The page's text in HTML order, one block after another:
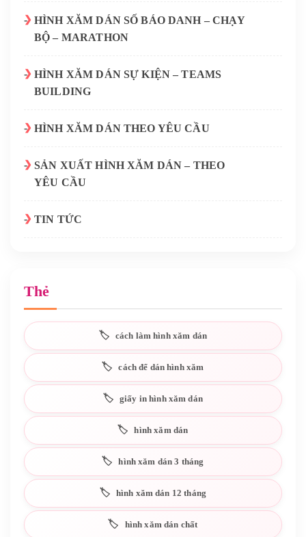
HÌNH XĂM DÁN SỐ BÁO DANH – CHẠY
BỘ – MARATHON
HÌNH XĂM DÁN SỰ KIỆN – TEAMS
BUILDING
HÌNH XĂM DÁN THEO YÊU CẦU
SẢN XUẤT HÌNH XĂM DÁN – THEO
YÊU CẦU
TIN TỨC
Thẻ
cách làm hình xăm dán
cách để dán hình xăm
giấy in hình xăm dán
hình xăm dán
hình xăm dán 3 tháng
hình xăm dán 12 tháng
hình xăm dán chất